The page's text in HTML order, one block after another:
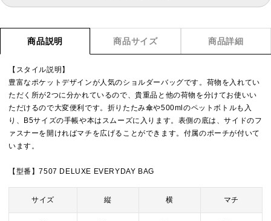
商品説明 商品サイズ 商品詳細
【スタイル説明】
豊富なポケットデザインが人気のショルダーバッグです。荷物を入れてい
ただく所が2つに分かれているので、貴重品と他の荷物を分けてお使いい
ただけるので大変便利です。折りたたみ傘や500mlのペットボトルも入
り、B5サイズの手帳や本はスムーズに入ります。表側の底は、サイドのフ
ァスナーを開ければマチを広げることができます。付属のポーチが付いて
います。
【型番】7507 DELUXE EVERYDAY BAG
サイズ 縦 横 マチ